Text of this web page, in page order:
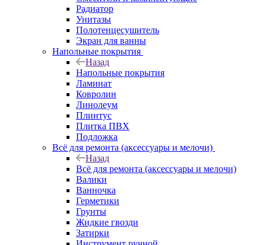
Радиатор
Унитазы
Полотенцесушитель
Экран для ванны
Напольные покрытия
Назад
Напольные покрытия
Ламинат
Ковролин
Линолеум
Плинтус
Плитка ПВХ
Подложка
Всё для ремонта (аксессуары и мелочи)
Назад
Всё для ремонта (аксессуары и мелочи)
Валики
Ванночка
Герметики
Грунты
Жидкие гвозди
Затирки